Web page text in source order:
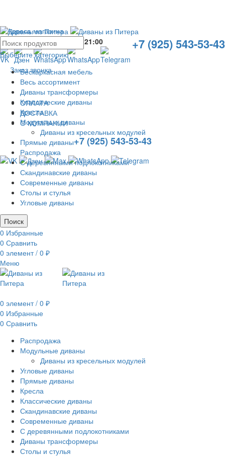
Адреса магазина
+7 (925) 543-53-43
Без выходных с10:00 21:00
Заказ звонка
ОПЛАТА
ДОСТАВКА
О КОМПАНИИ
+7 (925) 543-53-43
Выберите категорию
Бескаркасная мебель
Весь ассортимент
Диваны трансформеры
Классические диваны
Кресла
Модульные диваны
Диваны из кресельных модулей
Прямые диваны
Распродажа
С деревянными подлокотниками
Скандинавские диваны
Современные диваны
Столы и стулья
Угловые диваны
Поиск
0 Избранные
0 Сравнить
0 элемент / 0 ₽
Меню
0 элемент / 0 ₽
0 Избранные
0 Сравнить
Распродажа
Модульные диваны
Диваны из кресельных модулей
Угловые диваны
Прямые диваны
Кресла
Классические диваны
Скандинавские диваны
Современные диваны
С деревянными подлокотниками
Диваны трансформеры
Столы и стулья